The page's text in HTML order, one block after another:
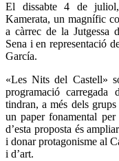
El dissabte 4 de
Kamerata, un magnífic
a càrrec de la Jutgessa
Sena i en representació
García.
«Les Nits del Castell»
programació
tindran, a més dels
un paper fonamental
d’esta proposta és
i donar protagonisme al
i d’art.